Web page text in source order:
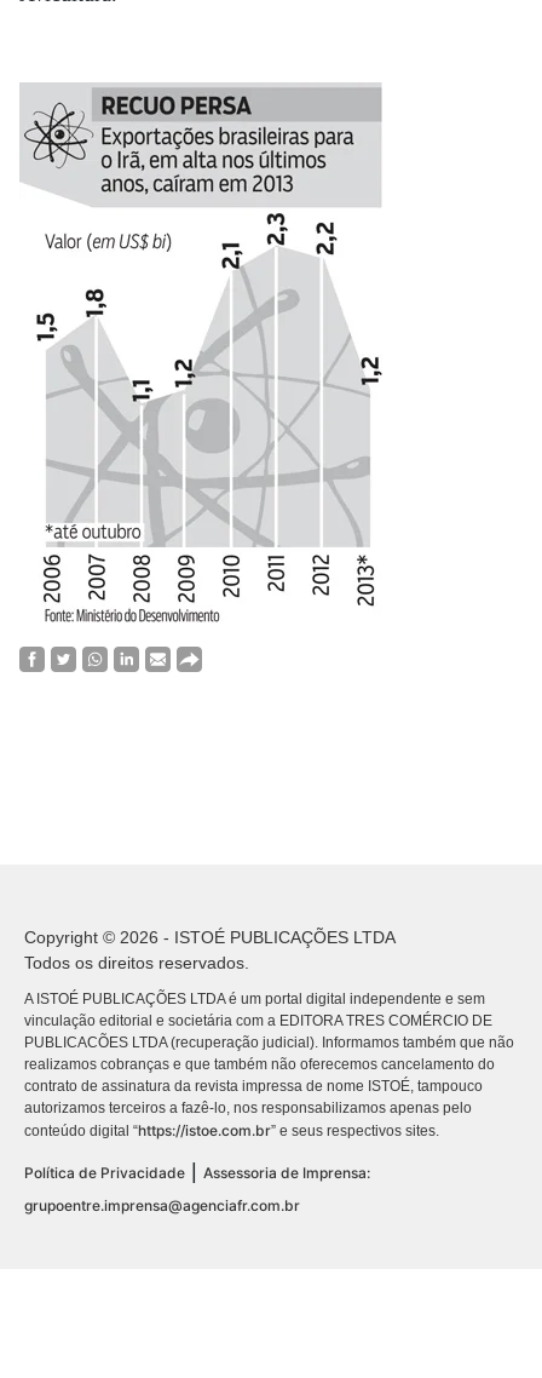
Copyright © 2026 - ISTOÉ PUBLICAÇÕES LTDA
Todos os direitos reservados.
A ISTOÉ PUBLICAÇÕES LTDA é um portal digital independente e sem
vinculação editorial e societária com a EDITORA TRES COMÉRCIO DE
PUBLICACÕES LTDA (recuperação judicial). Informamos também que não
realizamos cobranças e que também não oferecemos cancelamento do
contrato de assinatura da revista impressa de nome ISTOÉ, tampouco
autorizamos terceiros a fazê-lo, nos responsabilizamos apenas pelo
conteúdo digital “https://istoe.com.br” e seus respectivos sites.
Política de Privacidade | Assessoria de Imprensa:
grupoentre.imprensa@agenciafr.com.br